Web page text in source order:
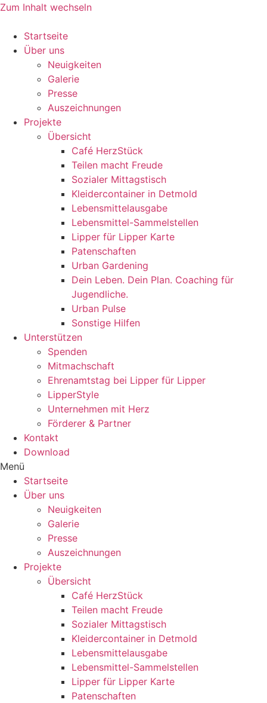
Zum Inhalt wechseln
Startseite
Über uns
Neuigkeiten
Galerie
Presse
Auszeichnungen
Projekte
Übersicht
Café HerzStück
Teilen macht Freude
Sozialer Mittagstisch
Kleidercontainer in Detmold
Lebensmittelausgabe
Lebensmittel-Sammelstellen
Lipper für Lipper Karte
Patenschaften
Urban Gardening
Dein Leben. Dein Plan. Coaching für
Jugendliche.
Urban Pulse
Sonstige Hilfen
Unterstützen
Spenden
Mitmachschaft
Ehrenamtstag bei Lipper für Lipper
LipperStyle
Unternehmen mit Herz
Förderer & Partner
Kontakt
Download
Menü
Startseite
Über uns
Neuigkeiten
Galerie
Presse
Auszeichnungen
Projekte
Übersicht
Café HerzStück
Teilen macht Freude
Sozialer Mittagstisch
Kleidercontainer in Detmold
Lebensmittelausgabe
Lebensmittel-Sammelstellen
Lipper für Lipper Karte
Patenschaften